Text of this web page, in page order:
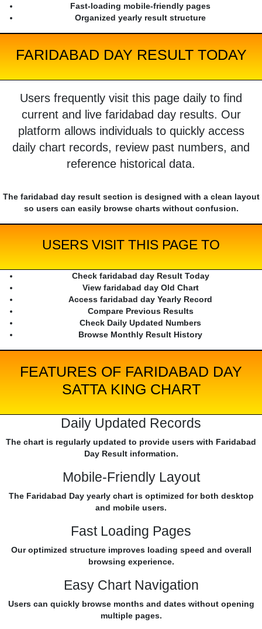
Fast-loading mobile-friendly pages
Organized yearly result structure
FARIDABAD DAY RESULT TODAY
Users frequently visit this page daily to find
current and live faridabad day results. Our
platform allows individuals to quickly access
daily chart records, review past numbers, and
reference historical data.
The faridabad day result section is designed with a clean layout
so users can easily browse charts without confusion.
USERS VISIT THIS PAGE TO
Check faridabad day Result Today
View faridabad day Old Chart
Access faridabad day Yearly Record
Compare Previous Results
Check Daily Updated Numbers
Browse Monthly Result History
FEATURES OF FARIDABAD DAY
SATTA KING CHART
Daily Updated Records
The chart is regularly updated to provide users with Faridabad
Day Result information.
Mobile-Friendly Layout
The Faridabad Day yearly chart is optimized for both desktop
and mobile users.
Fast Loading Pages
Our optimized structure improves loading speed and overall
browsing experience.
Easy Chart Navigation
Users can quickly browse months and dates without opening
multiple pages.